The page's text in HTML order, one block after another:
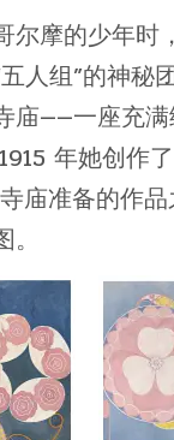
尔摩的少年时
人组”的神秘
庙——一座充满
年她创作了
庙准备的作